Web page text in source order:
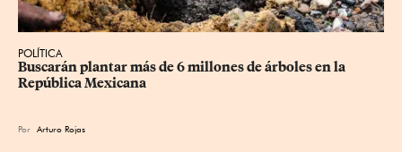
POLÍTICA
Buscarán plantar más de 6 millones de árboles en la
República Mexicana
Por Arturo Rojas